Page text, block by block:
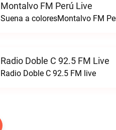
Montalvo FM Perú Live
Suena a coloresMontalvo FM
Radio Doble C 92.5 FM Live
Radio Doble C 92.5 FM live